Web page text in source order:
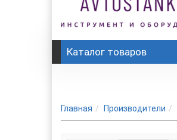
Каталог товаров
Главная Производители